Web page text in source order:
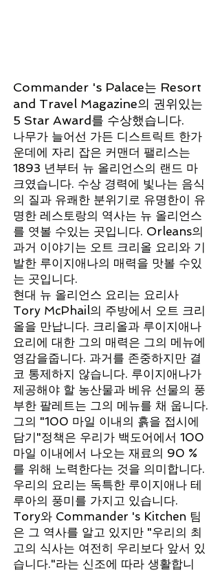
Commander 's Palace는 Resort
and Travel Magazine의 권위있는
5 Star Award를 수상했습니다.
나무가 늘어선 가든 디스트릭트 한가
운데에 자리 잡은 커맨더 팰리스는
1893 년부터 뉴 올리언스의 랜드 마
크였습니다. 수상 경력에 빛나는 음식
의 질과 유쾌한 분위기로 유명한이 유
명한 레스토랑의 역사는 뉴 올리언스
를 엿볼 수있는 곳입니다. Orleans의
과거 이야기는 오트 크리올 요리와 기
발한 루이지애나의 매력을 맛볼 수있
는 곳입니다.
현대 뉴 올리언스 요리는 요리사
Tory McPhail의 주방에서 오트 크리
올을 만납니다. 크리올과 루이지애나
요리에 대한 그의 매력은 그의 메뉴에
영감을줍니다. 과거를 존중하지만 결
코 통제하지 않습니다. 루이지애나가
제공해야 할 농산물과 베유 선물의 풍
부한 팔레트는 그의 메뉴를 채 웁니다.
그의 "100 마일 이내의 흙을 접시에
담기"정책은 우리가 백도어에서 100
마일 이내에서 나오는 재료의 90 %
를 위해 노력한다는 것을 의미합니다.
우리의 요리는 독특한 루이지애나 테
루아의 풍미를 가지고 있습니다.
Tory와 Commander 's Kitchen 팀
은 그 역사를 알고 있지만 "우리의 최
고의 식사는 여전히 우리보다 앞서 있
습니다."라는 신조에 따라 생활합니